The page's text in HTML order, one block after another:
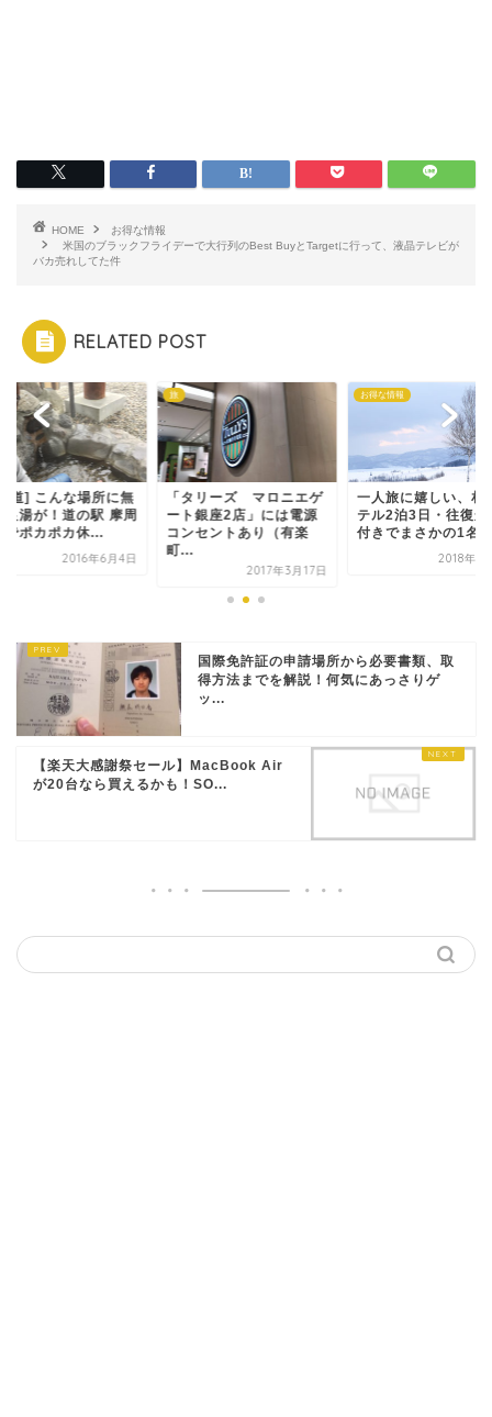
HOME
お得な情報
米国のブラックフライデーで大行列のBest BuyとTargetに行って、液晶テレビが
バカ売れしてた件
RELATED POST
道] こんな場所に無
足湯が！道の駅 摩周
でポカポカ休...
2016年6月4日
旅
「タリーズ マロニエゲ
ート銀座2店」には電源
コンセントあり（有楽
町...
2017年3月17日
お得な情報
一人旅に嬉しい、札
テル2泊3日・往復航
付きでまさかの1名
2018年1
国際免許証の申請場所から必要書類、取
得方法までを解説！何気にあっさりゲ
ッ...
【楽天大感謝祭セール】MacBook Air
が20台なら買えるかも！SO...